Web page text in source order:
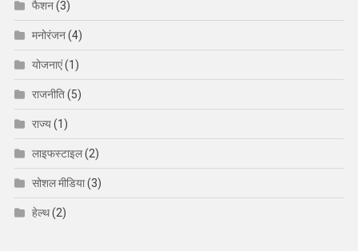
फैशन(3)
मनोरंजन(4)
योजनाएं(1)
राजनीति(5)
राज्य(1)
लाइफस्टाइल(2)
सोशल मीडिया(3)
हेल्थ(2)